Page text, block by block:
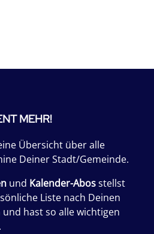
MEHR!
Übersicht über alle
Deiner Stadt/Gemeinde.
und Kalender-Abosstellst
Liste nach Deinen
hast so alle wichtigen